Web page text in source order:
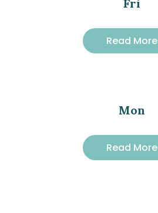
Fri
Read More
Mon
Read More